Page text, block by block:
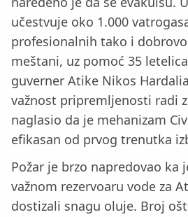
učestvuje oko 1.000
profesionalnih tako i
meštani, uz pomoć 35
guverner Atike Nikos
važnost pripremljenosti radi
naglasio da je mehanizam
efikasan od prvog trenutka
Požar je brzo napredovao ka
važnom rezervoaru vode za
dostizali snagu oluje. Broj